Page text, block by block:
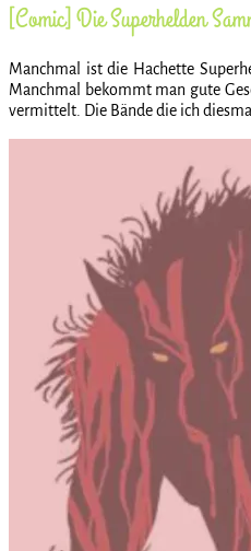
[Comic] Die Superhelden
Manchmal ist die Hachette
Manchmal bekommt man gute
vermittelt. Die Bände die ich